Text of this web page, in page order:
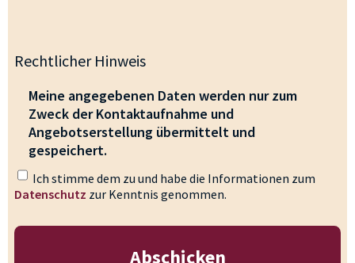
Rechtlicher Hinweis
Meine angegebenen Daten werden nur zum
Zweck der Kontaktaufnahme und
Angebotserstellung übermittelt und
gespeichert.
Ich stimme dem zu und habe die Informationen zum
Datenschutz zur Kenntnis genommen.